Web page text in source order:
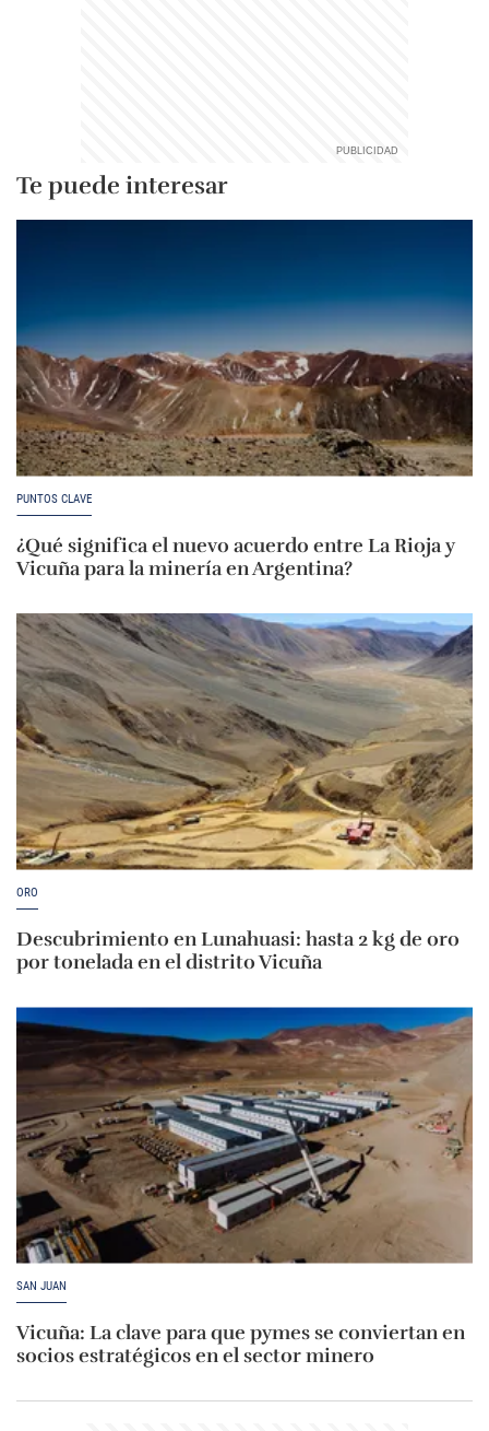
Te puede interesar
PUNTOS CLAVE
¿Qué significa el nuevo acuerdo entre La Rioja y
Vicuña para la minería en Argentina?
ORO
Descubrimiento en Lunahuasi: hasta 2 kg de oro
por tonelada en el distrito Vicuña
SAN JUAN
Vicuña: La clave para que pymes se conviertan en
socios estratégicos en el sector minero